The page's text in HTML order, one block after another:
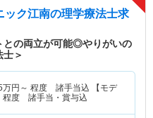
ック江南の理学療法士求
との両立が可能◎やりがいの
＞
万円～ 程度 諸手当込 【モデ
程度 諸手当・賞与込